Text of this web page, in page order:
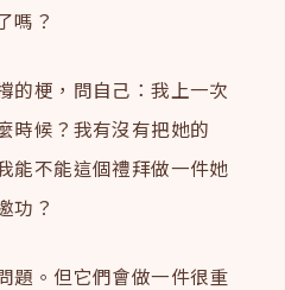
嗎？
的梗，問自己：我上一次
時候？我有沒有把她的
能不能這個禮拜做一件她
功？
題。但它們會做一件很重